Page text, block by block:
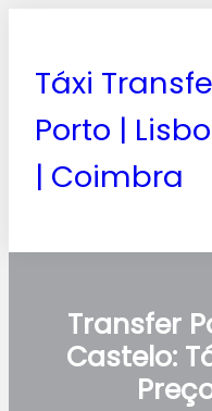
Táxi
Porto |
| Coimbra
Transfer
Castelo: